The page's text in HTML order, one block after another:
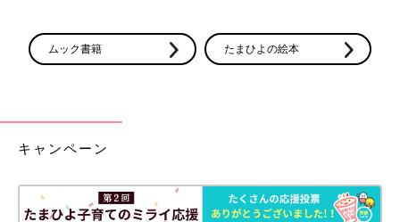
ムック書籍 たまひよの絵本
キャンペーン